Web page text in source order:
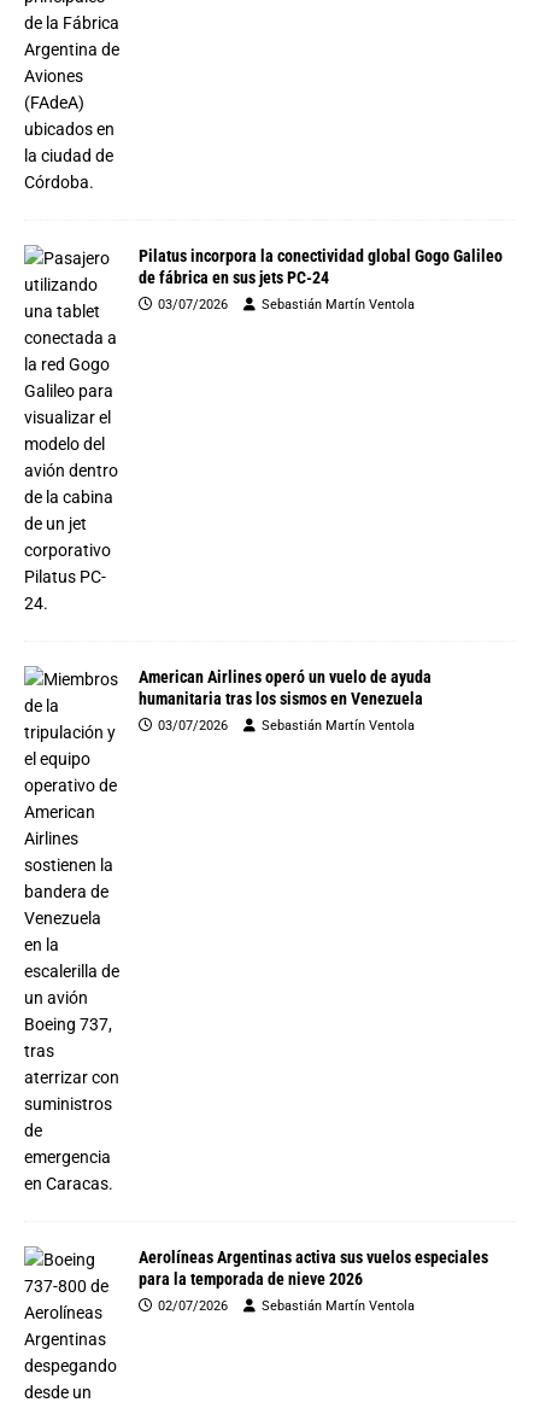
Pilatus incorpora la conectividad global Gogo Galileo
de fábrica en sus jets PC-24
03/07/2026 Sebastián Martín Ventola
American Airlines operó un vuelo de ayuda
humanitaria tras los sismos en Venezuela
03/07/2026 Sebastián Martín Ventola
Aerolíneas Argentinas activa sus vuelos especiales
para la temporada de nieve 2026
02/07/2026 Sebastián Martín Ventola